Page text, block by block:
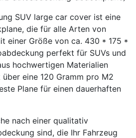
SUV large car cover ist eine
die für alle Arten von
einer Größe von ca. 430 * 175 *
perfekt für SUVs und
hochwertigen Materialien
eine 120 Gramm pro M2
Plane für einen dauerhaften
nach einer qualitativ
sind, die Ihr Fahrzeug